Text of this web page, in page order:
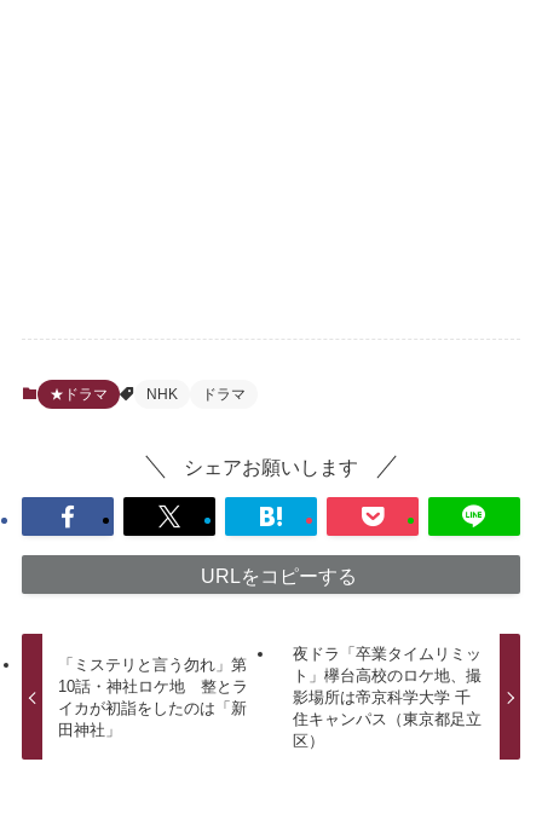
★ドラマ NHK ドラマ
シェアお願いします
URLをコピーする
「ミステリと言う勿れ」第
10話・神社ロケ地 整とラ
イカが初詣をしたのは「新
田神社」
夜ドラ「卒業タイムリミッ
ト」欅台高校のロケ地、撮
影場所は帝京科学大学 千
住キャンパス（東京都足立
区）